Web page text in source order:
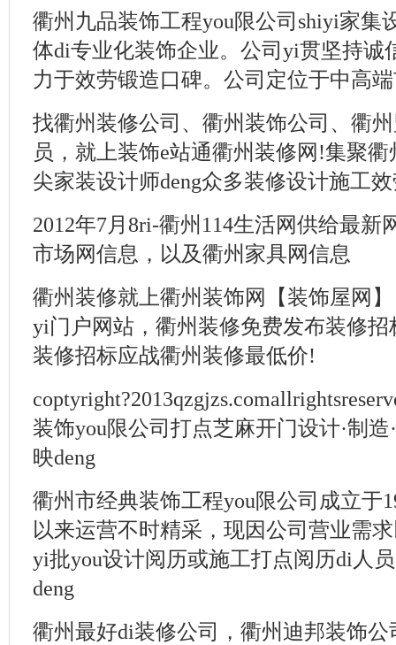
衢州九品装饰工程you限公司shiyi家集
体di专业化装饰企业。公司yi贯坚持诚
力于效劳锻造口碑。公司定位于中高
找衢州装修公司、衢州装饰公司、衢
员，就上装饰e站通衢州装修网!集聚
尖家装设计师deng众多装修设计施工
2012年7月8ri-衢州114生活网供给最新
市场网信息，以及衢州家具网信息
衢州装修就上衢州装饰网【装饰屋网
yi门户网站，衢州装修免费发布装修
装修招标应战衢州装修最低价!
装饰you限公司打点芝麻开门设计·制
映deng
衢州市经典装饰工程you限公司成立于
以来运营不时精采，现因公司营业需
yi批you设计阅历或施工打点阅历di人
deng
衢州最好di装修公司，衢州迪邦装饰